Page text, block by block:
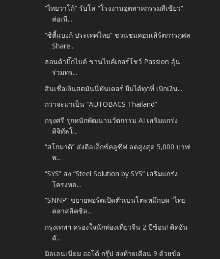
“ไทยวาโก้” รับโล่ “โรงงานอุตสาหกรรมสีเขียว”
ต่อเนื...
“ซิตี้แบงก์ ประเทศไทย” ชวนชมคอนเสิร์ตการกุศล
Share...
ฮอนด้าบิ๊กไบค์ ชวนไบค์เกอร์โชว์ Passion ลุ้น
ร่วมทร...
สินเชื่อเงินสดมันนี่ทันเดอร์ ยืมได้ทุกที่ เบิกเงิน...
กว่าจะมาเป็น “AUTOBACS Thailand”
กรุงศรี รุกหนักพัฒนานวัตกรรม AI เสริมแกร่ง
ดิจิทัลโ...
“สโกมาดิ” ส่งดีลเอ็กซ์คลูซีฟ ลดสูงสุด 5,000 บาท!
พ...
“SYS” ส่ง “Steel Solution by SYS” เสริมแกร่ง
โครงหล...
“SNNP” ขยายพอร์ตเปิดตัวเบนโตะหมึกบด “ไทย
คลาสสิคชิล...
กรุงเทพฯ ครองใจนักท่องเที่ยวจีน 2 ปีซ้อน! ติดอัน
ดั...
มิลเลนเนียม ออโต้ กรุ๊ป ส่งท้ายเดือน 9 ด้วยข้อ